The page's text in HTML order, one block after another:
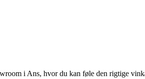
i Ans, hvor du kan føle den rigtige